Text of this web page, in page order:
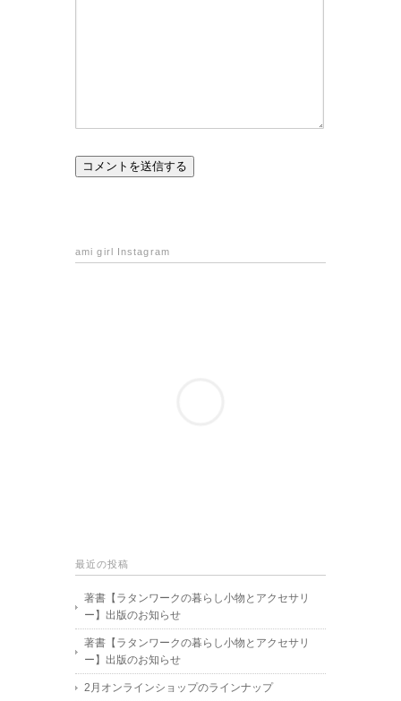
ami girl Instagram
最近の投稿
著書【ラタンワークの暮らし小物とアクセサリ
ー】出版のお知らせ
著書【ラタンワークの暮らし小物とアクセサリ
ー】出版のお知らせ
2月オンラインショップのラインナップ